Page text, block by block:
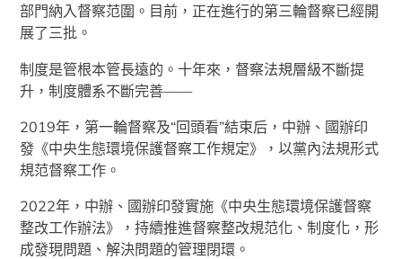
部門納入督察范圍。目前，正在進行的第三輪督察已經開
展了三批。
制度是管根本管長遠的。十年來，督察法規層級不斷提
升，制度體系不斷完善——
2019年，第一輪督察及“回頭看”結束后，中辦、國辦印
發《中央生態環境保護督察工作規定》，以黨內法規形式
規范督察工作。
2022年，中辦、國辦印發實施《中央生態環境保護督察
整改工作辦法》，持續推進督察整改規范化、制度化，形
成發現問題、解決問題的管理閉環。